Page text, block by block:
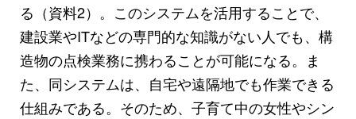
る（資料2）。このシステムを活用することで、
建設業やITなどの専門的な知識がない人でも、構
造物の点検業務に携わることが可能になる。ま
た、同システムは、自宅や遠隔地でも作業できる
仕組みである。そのため、子育て中の女性やシン